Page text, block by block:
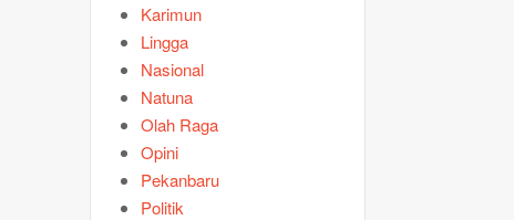
Karimun
Lingga
Nasional
Natuna
Olah Raga
Opini
Pekanbaru
Politik